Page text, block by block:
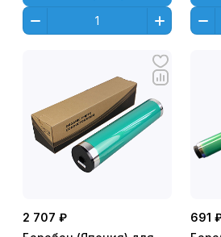
2 707 ₽
691